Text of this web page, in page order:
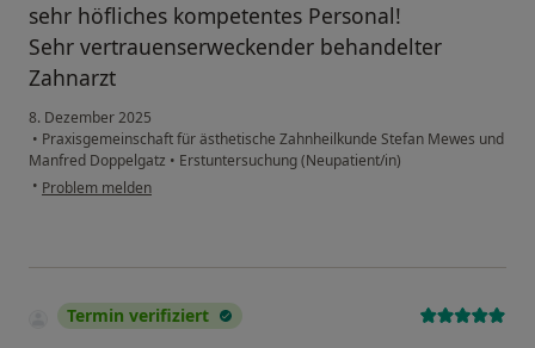
sehr höfliches kompetentes Personal!
Sehr vertrauenserweckender behandelter
Zahnarzt
8. Dezember 2025
• Praxisgemeinschaft für ästhetische Zahnheilkunde Stefan Mewes und
Manfred Doppelgatz • Erstuntersuchung (Neupatient/in)
• Problem melden
Termin verifiziert